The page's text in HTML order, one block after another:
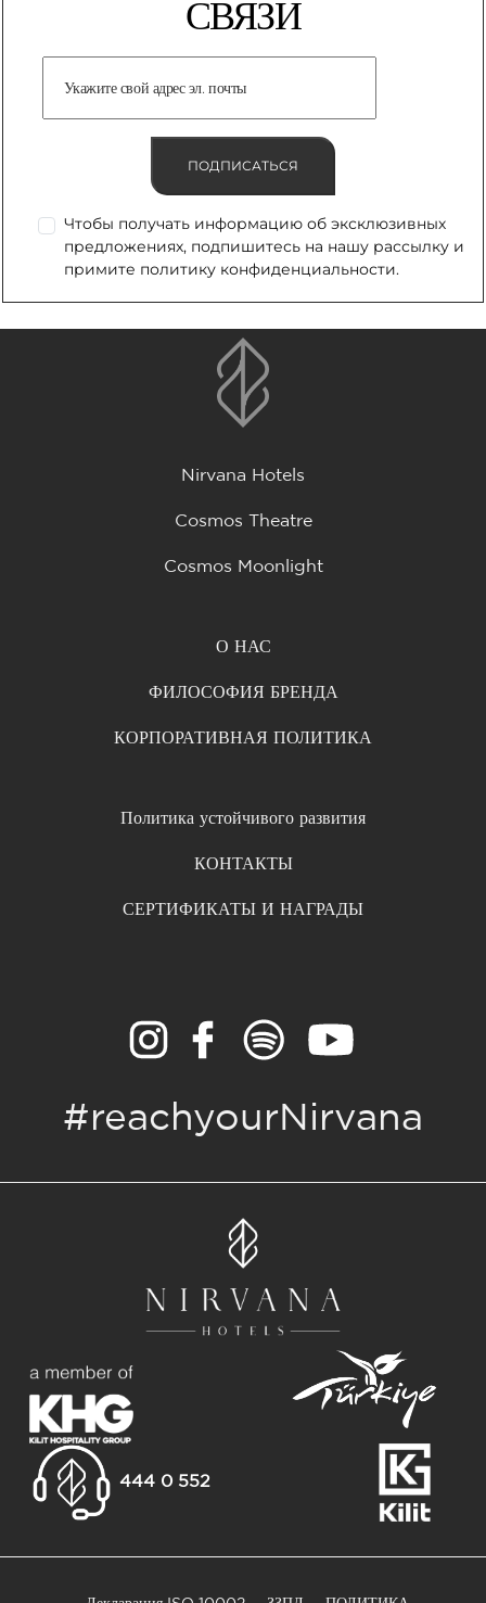
СВЯЗИ
ПОДПИСАТЬСЯ
Чтобы получать информацию об эксклюзивных
предложениях, подпишитесь на нашу рассылку и
примите политику конфиденциальности.
Nirvana Hotels
Cosmos Theatre
Cosmos Moonlight
О НАС
ФИЛОСОФИЯ БРЕНДА
КОРПОРАТИВНАЯ ПОЛИТИКА
Политика устойчивого развития
КОНТАКТЫ
СЕРТИФИКАТЫ И НАГРАДЫ
#reachyourNirvana
444 0 552